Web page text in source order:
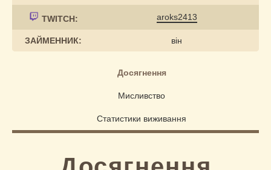
TWITCH: aroks2413
ЗАЙМЕННИК: він
Досягнення
Мисливство
Статистики виживання